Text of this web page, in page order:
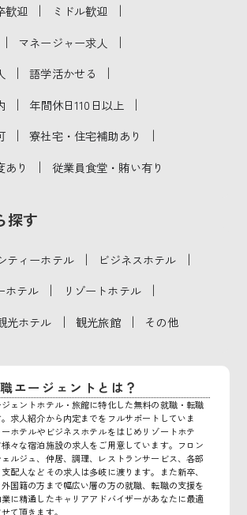
歓迎 ｜ ミドル歓迎 ｜
｜ マネージャー求人 ｜
｜ 語学活かせる ｜
｜ 年間休日110日以上 ｜
｜ 寮社宅・住宅補助あり ｜
あり ｜ 従業員食堂・賄い有り
探す
ティーホテル ｜ ビジネスホテル ｜
ホテル ｜ リゾートホテル ｜
光ホテル ｜ 観光旅館 ｜ その他
エージェントとは？
ェントホテル・旅館に特化した無料の就職・転職
求人紹介から内定までをフルサポートしていま
ホテルやビジネスホテルをはじめリゾートホテ
々な宿泊施設の求人をご用意しています。フロン
ェルジュ、仲居、調理、レストランサービス、各部
配人などその求人は多岐に渡ります。また新卒、
国籍の方まで幅広い層の方の就職、転職の支援を
に精通したキャリアアドバイザーがあなたに最適
て頂きます。